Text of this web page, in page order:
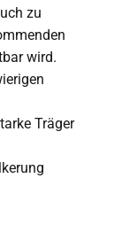
zu
wird.
Träger